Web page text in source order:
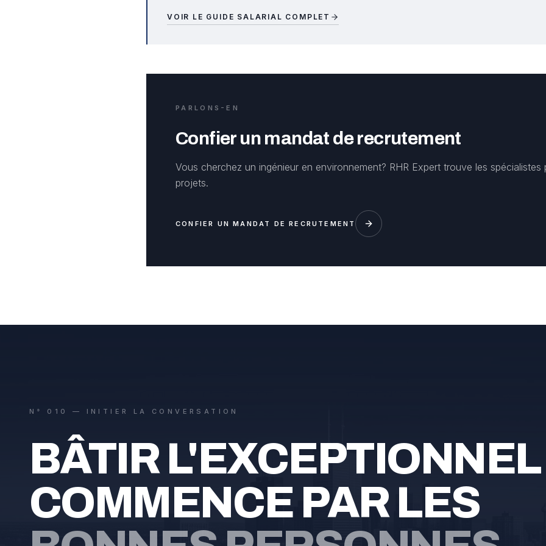
VOIR LE GUIDE SALARIAL COMPLET
PARLONS-EN
Confier un mandat de recrutement
Vous cherchez un ingénieur en environnement? RHR Expert trouve les spécialistes
projets.
CONFIER UN MANDAT DE RECRUTEMENT
N° 010 — INITIER LA CONVERSATION
BÂTIR L'EXCEPTIONNEL
COMMENCE PAR LES